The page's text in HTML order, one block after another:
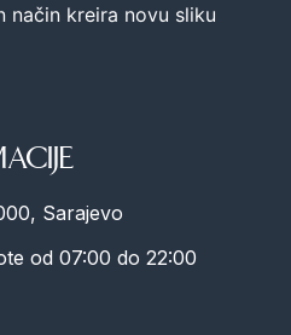
način kreira novu sliku
Sarajevo
od 07:00 do 22:00